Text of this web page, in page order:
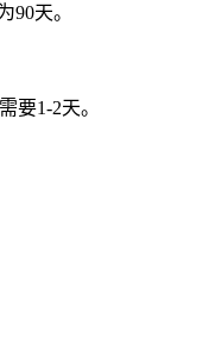
天。
要1-2天。